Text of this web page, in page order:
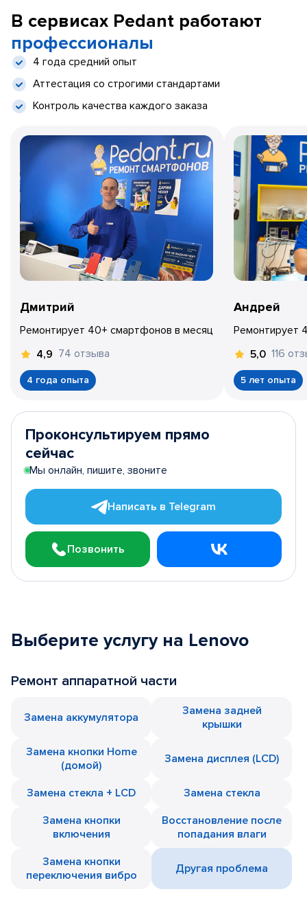
В сервисах Pedant работают
профессионалы
4 года средний опыт
Аттестация со строгими стандартами
Контроль качества каждого заказа
Дмитрий
Ремонтирует 40+ смартфонов в месяц
4,9 74 отзыва
4 года опыта
Андрей
Ремонтирует
5,0 116
5 лет опыта
Проконсультируем прямо
сейчас
Мы онлайн, пишите, звоните
Написать в Telegram
Позвонить
Выберите услугу на Lenovo
Ремонт аппаратной части
Замена аккумулятора
Замена задней
крышки
Замена кнопки Home
(домой)
Замена дисплея (LCD)
Замена стекла + LCD
Замена стекла
Замена кнопки
включения
Восстановление после
попадания влаги
Замена кнопки
переключения вибро
Другая проблема